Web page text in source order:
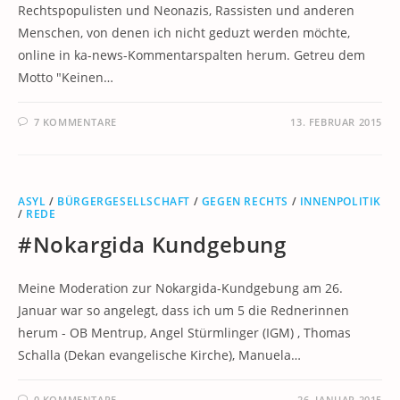
Rechtspopulisten und Neonazis, Rassisten und anderen
Menschen, von denen ich nicht geduzt werden möchte,
online in ka-news-Kommentarspalten herum. Getreu dem
Motto "Keinen…
7 KOMMENTARE 13. FEBRUAR 2015
ASYL / BÜRGERGESELLSCHAFT / GEGEN RECHTS / INNENPOLITIK
/ REDE
#Nokargida Kundgebung
Meine Moderation zur Nokargida-Kundgebung am 26.
Januar war so angelegt, dass ich um 5 die Rednerinnen
herum - OB Mentrup, Angel Stürmlinger (IGM) , Thomas
Schalla (Dekan evangelische Kirche), Manuela…